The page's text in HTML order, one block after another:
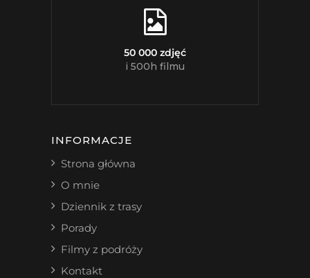
50 000 zdjęć
i 500h filmu
INFORMACJE
Strona główna
O mnie
Dziennik z trasy
Porady
Filmy z podróży
Kontakt